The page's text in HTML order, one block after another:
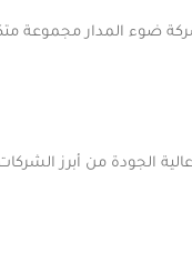
ضوء المدار مجموعة